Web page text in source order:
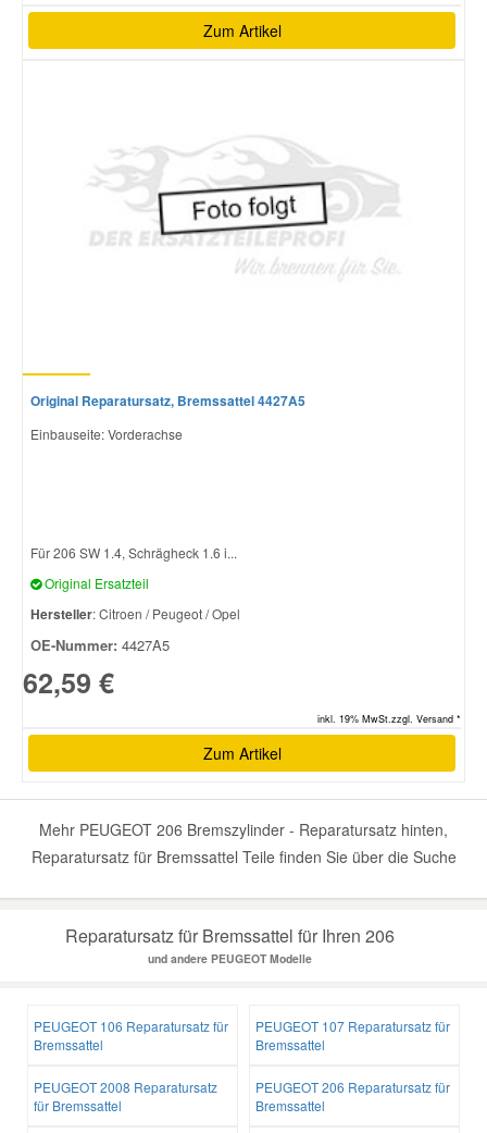
Zum Artikel
Original Reparatursatz, Bremssattel 4427A5
Einbauseite: Vorderachse
Für 206 SW 1.4, Schrägheck 1.6 i...
Original Ersatzteil
Hersteller: Citroen / Peugeot / Opel
OE-Nummer: 4427A5
62,59 €
inkl. 19% MwSt.zzgl. Versand *
Zum Artikel
Mehr PEUGEOT 206 Bremszylinder - Reparatursatz hinten,
Reparatursatz für Bremssattel Teile finden Sie über die Suche
Reparatursatz für Bremssattel für Ihren 206
und andere PEUGEOT Modelle
PEUGEOT 106 Reparatursatz für
Bremssattel
PEUGEOT 107 Reparatursatz für
Bremssattel
PEUGEOT 2008 Reparatursatz
für Bremssattel
PEUGEOT 206 Reparatursatz für
Bremssattel